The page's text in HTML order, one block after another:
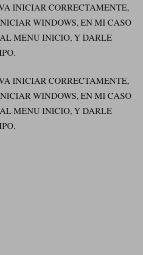
INICIAR CORRECTAMENTE,
WINDOWS, EN MI CASO
MENU INICIO, Y DARLE
INICIAR CORRECTAMENTE,
WINDOWS, EN MI CASO
MENU INICIO, Y DARLE